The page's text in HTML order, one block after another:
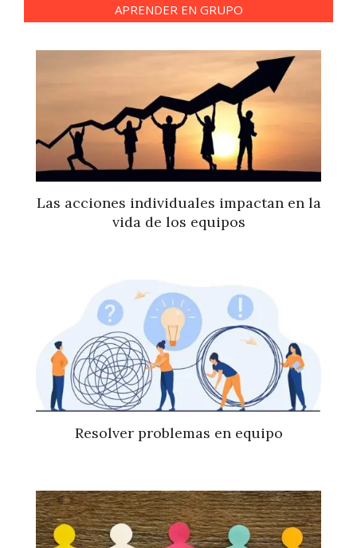
APRENDER EN GRUPO
Las acciones individuales impactan en la
vida de los equipos
Resolver problemas en equipo